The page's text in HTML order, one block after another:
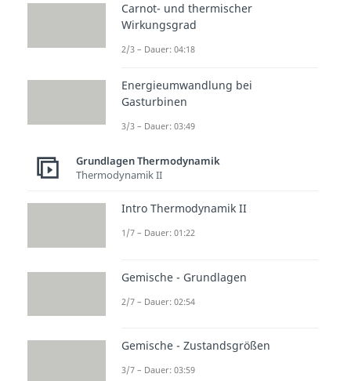
Carnot- und thermischer
Wirkungsgrad
2/3 – Dauer: 04:18
Energieumwandlung bei
Gasturbinen
3/3 – Dauer: 03:49
Grundlagen Thermodynamik
Thermodynamik II
Intro Thermodynamik II
1/7 – Dauer: 01:22
Gemische - Grundlagen
2/7 – Dauer: 02:54
Gemische - Zustandsgrößen
3/7 – Dauer: 03:59